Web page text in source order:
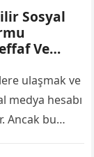
Sosyal
Ve
ulaşmak ve
medya hesabı
Ancak bu